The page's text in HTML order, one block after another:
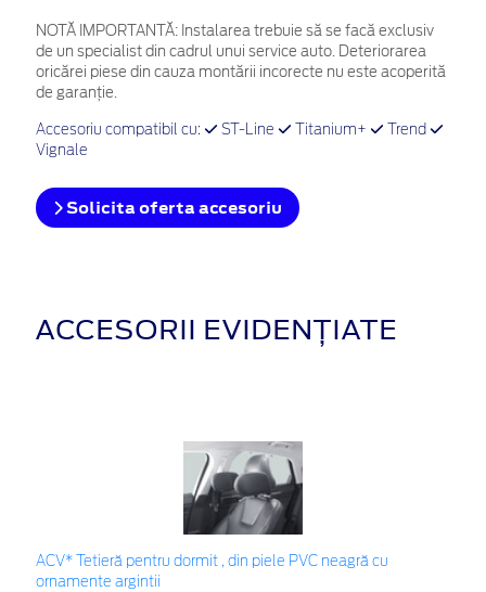
NOTĂ IMPORTANTĂ: Instalarea trebuie să se facă exclusiv
de un specialist din cadrul unui service auto. Deteriorarea
oricărei piese din cauza montării incorecte nu este acoperită
de garanţie.
Accesoriu compatibil cu: ST-Line Titanium+
Trend
Vignale
Solicita oferta accesoriu
ACCESORII EVIDENȚIATE
ACV* Tetieră pentru dormit , din piele PVC neagră cu
ornamente argintii